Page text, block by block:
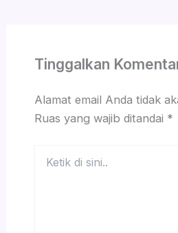
Tinggalkan
Alamat email Anda tidak
Ruas yang wajib ditandai *